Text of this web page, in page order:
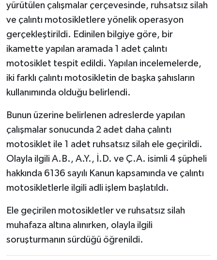
yürütülen çalışmalar çerçevesinde, ruhsatsız silah
ve çalıntı motosikletlere yönelik operasyon
gerçekleştirildi. Edinilen bilgiye göre, bir
ikamette yapılan aramada 1 adet çalıntı
motosiklet tespit edildi. Yapılan incelemelerde,
iki farklı çalıntı motosikletin de başka şahısların
kullanımında olduğu belirlendi.
Bunun üzerine belirlenen adreslerde yapılan
çalışmalar sonucunda 2 adet daha çalıntı
motosiklet ile 1 adet ruhsatsız silah ele geçirildi.
Olayla ilgili A.B., A.Y., İ.D. ve Ç.A. isimli 4 şüpheli
hakkında 6136 sayılı Kanun kapsamında ve çalıntı
motosikletlerle ilgili adli işlem başlatıldı.
Ele geçirilen motosikletler ve ruhsatsız silah
muhafaza altına alınırken, olayla ilgili
soruşturmanın sürdüğü öğrenildi.
Seri İlan
Siyaset
Spor
Teknoloji
Vefat Haberleri
Yaşam